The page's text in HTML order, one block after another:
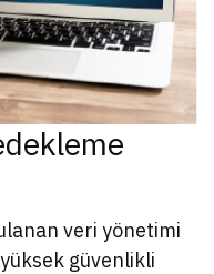
veri yönetimi
güvenlikli